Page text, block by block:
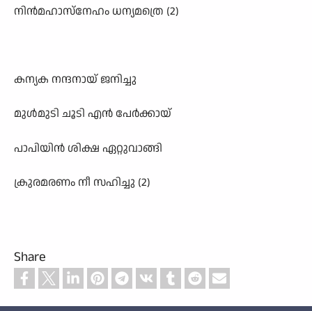
നിൻമഹാസ്നേഹം ധന്യമത്രെ (2)
കന്യക നന്ദനായ് ജനിച്ചു
മുൾമുടി ചൂടി എൻ പേർക്കായ്
പാപിയിൻ ശിക്ഷ ഏറ്റുവാങ്ങി
ക്രുരമരണം നീ സഹിച്ചു (2)
Share